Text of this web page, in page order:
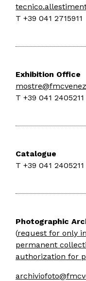
T +39 041 2715911
Exhibition Office
T +39 041 2405211
Catalogue
T +39 041 2405211
Photographic
(request for only
permanent
authorization for